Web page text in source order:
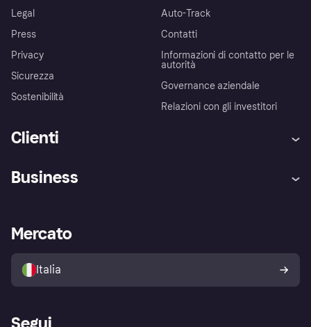
Legal
Press
Privacy
Sicurezza
Sostenibilità
Auto-Track
Contatti
Informazioni di contatto per le
autorità
Governance aziendale
Relazioni con gli investitori
Clienti
Assistenza
Esplora i negozi
Politica di protezione
dell'acquirente Klarna
Business
Accesso aziende
Mercato
Italia